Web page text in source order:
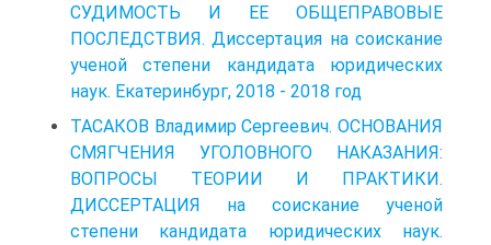
СУДИМОСТЬ И ЕЕ ОБЩЕПРАВОВЫЕ
ПОСЛЕДСТВИЯ. Диссертация на соискание
ученой степени кандидата юридических
наук. Екатеринбург, 2018 - 2018 год
ТАСАКОВ Владимир Сергеевич. ОСНОВАНИЯ
СМЯГЧЕНИЯ УГОЛОВНОГО НАКАЗАНИЯ:
ВОПРОСЫ ТЕОРИИ И ПРАКТИКИ.
ДИССЕРТАЦИЯ на соискание ученой
степени кандидата юридических наук.